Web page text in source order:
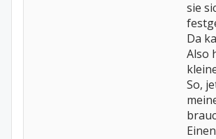
sie
Da
Also
So,